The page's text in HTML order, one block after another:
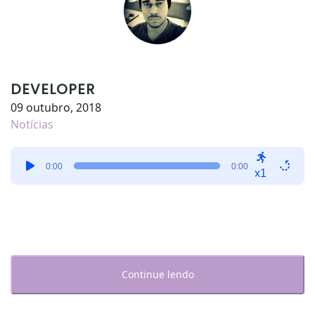
DEVELOPER
09 outubro, 2018
Notícias
0:00 0:00
x1
Continue lendo